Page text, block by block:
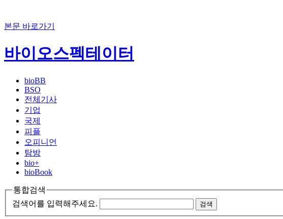
본문 바로가기
바이오스펙테이터
bioBB
BSO
전체기사
기업
국제
피플
오피니언
탐방
bio+
bioBook
통합검색
검색어를 입력해주세요.
검색